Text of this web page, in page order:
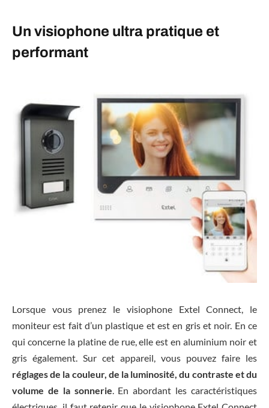
Un visiophone ultra pratique et
performant
Lorsque vous prenez le visiophone Extel Connect, le
moniteur est fait d’un plastique et est en gris et noir. En ce
qui concerne la platine de rue, elle est en aluminium noir et
gris également. Sur cet appareil, vous pouvez faire les
réglages de la couleur, de la luminosité, du contraste et du
volume de la sonnerie. En abordant les caractéristiques